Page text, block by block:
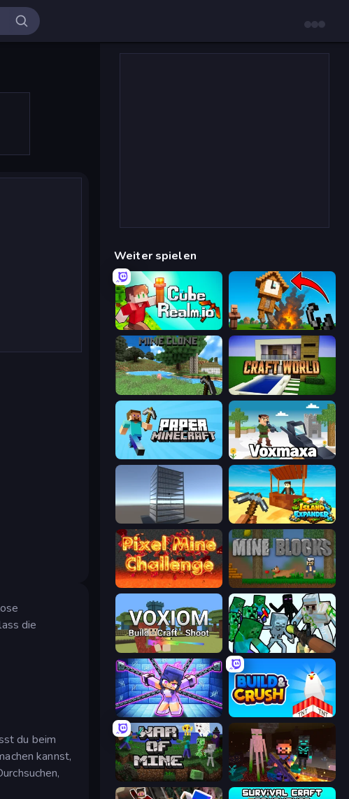
die
du beim
kannst,
Weiter spielen
CubeRealm.io Noob Fuse
Mine Clone Craft World
Paper Minecraft Voxmaxa
Craft 3D Island Expander
Pixel Mine Challenge Mine Blocks
Voxiom.io
Mini Mine Build and Crush
War of Mine ZombieCraft